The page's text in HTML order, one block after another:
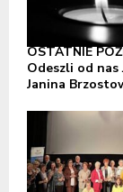
OSTATNIE
Odeszli od nas
Janina